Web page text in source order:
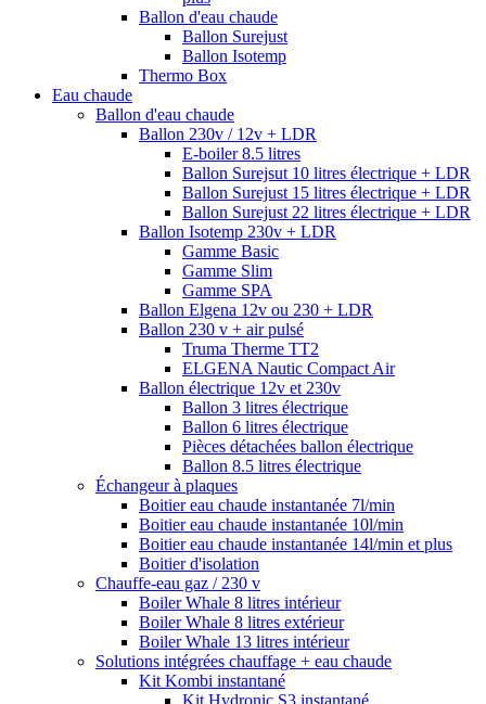
Ballon d'eau chaude
Ballon Surejust
Ballon Isotemp
Thermo Box
Eau chaude
Ballon d'eau chaude
Ballon 230v / 12v + LDR
E-boiler 8.5 litres
Ballon Surejsut 10 litres électrique + LDR
Ballon Surejust 15 litres électrique + LDR
Ballon Surejust 22 litres électrique + LDR
Ballon Isotemp 230v + LDR
Gamme Basic
Gamme Slim
Gamme SPA
Ballon Elgena 12v ou 230 + LDR
Ballon 230 v + air pulsé
Truma Therme TT2
ELGENA Nautic Compact Air
Ballon électrique 12v et 230v
Ballon 3 litres électrique
Ballon 6 litres électrique
Pièces détachées ballon électrique
Ballon 8.5 litres électrique
Échangeur à plaques
Boitier eau chaude instantanée 7l/min
Boitier eau chaude instantanée 10l/min
Boitier eau chaude instantanée 14l/min et plus
Boitier d'isolation
Chauffe-eau gaz / 230 v
Boiler Whale 8 litres intérieur
Boiler Whale 8 litres extérieur
Boiler Whale 13 litres intérieur
Solutions intégrées chauffage + eau chaude
Kit Kombi instantané
Kit Hydronic S3 instantané